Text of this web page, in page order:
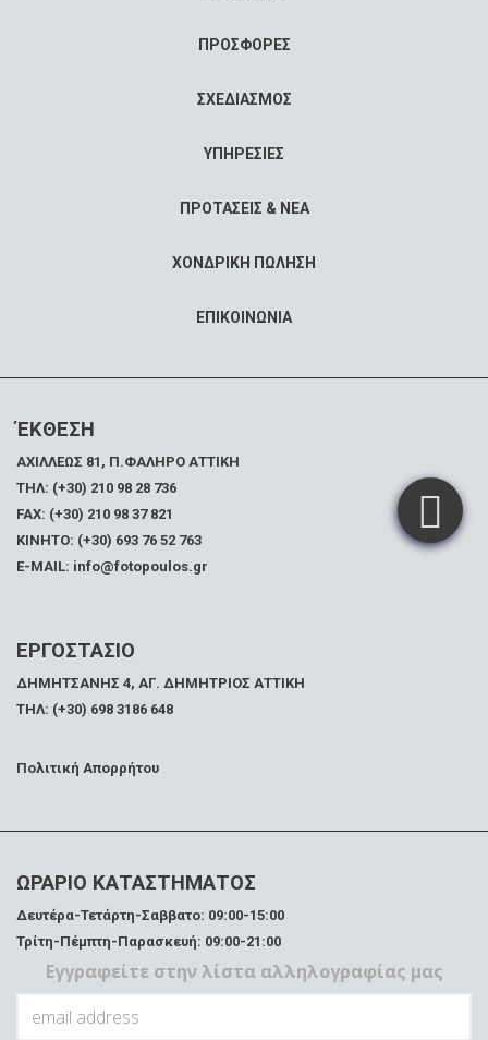
ΠΡΟΣΦΟΡΕΣ
ΣΧΕΔΙΑΣΜΟΣ
ΥΠΗΡΕΣΙΕΣ
ΠΡΟΤΑΣΕΙΣ & ΝΕΑ
ΧΟΝΔΡΙΚΗ ΠΩΛΗΣΗ
ΕΠΙΚΟΙΝΩΝΙΑ
ΈΚΘΕΣΗ
ΑΧΙΛΛΕΩΣ 81, Π.ΦΑΛΗΡΟ ΑΤΤΙΚΗ
ΤΗΛ: (+30) 210 98 28 736
FAX: (+30) 210 98 37 821
ΚΙΝΗΤΟ: (+30) 693 76 52 763
E-MAIL: info@fotopoulos.gr
ΕΡΓΟΣΤΑΣΙΟ
ΔΗΜΗΤΣΑΝΗΣ 4, ΑΓ. ΔΗΜΗΤΡΙΟΣ ΑΤΤΙΚΗ
ΤΗΛ: (+30) 698 3186 648
Πολιτική Απορρήτου
ΩΡΑΡΙΟ ΚΑΤΑΣΤΗΜΑΤΟΣ
Δευτέρα-Τετάρτη-Σαββατο: 09:00-15:00
Τρίτη-Πέμπτη-Παρασκευή: 09:00-21:00
Εγγραφείτε στην λίστα αλληλογραφίας μας